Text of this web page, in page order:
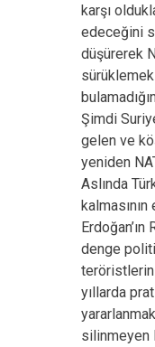
karşı
edeceğini
düşürerek
Şimdi
gelen ve
yeniden
Aslında
Erdoğan’ın
denge
teröristlerin
yıllarda
silinmeyen